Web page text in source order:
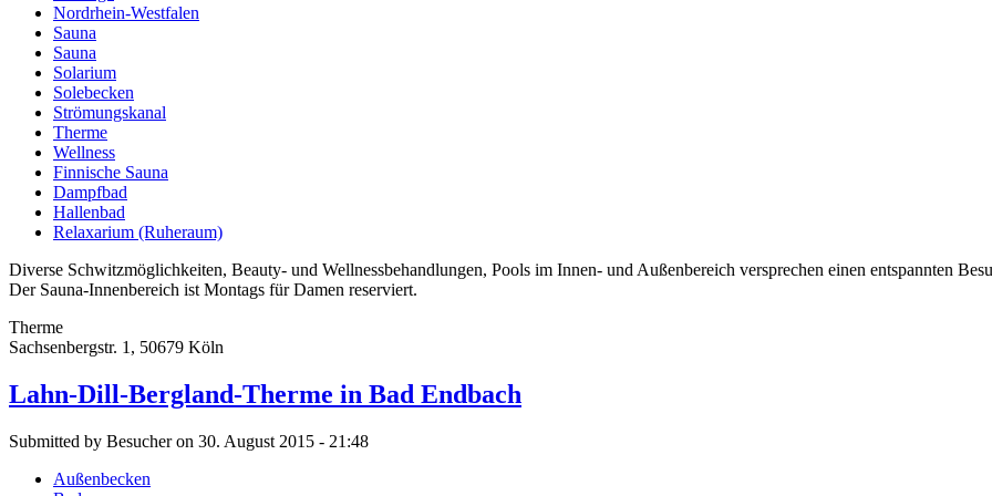
Nordrhein-Westfalen
Sauna
Sauna
Solarium
Solebecken
Strömungskanal
Therme
Wellness
Finnische Sauna
Dampfbad
Hallenbad
Relaxarium (Ruheraum)
Diverse Schwitzmöglichkeiten, Beauty- und Wellnessbehandlungen, Pools im Innen- und Außenbereich versprechen einen entspannten
Der Sauna-Innenbereich ist Montags für Damen reserviert.
Therme
Sachsenbergstr. 1, 50679 Köln
Lahn-Dill-Bergland-Therme in Bad Endbach
Submitted by Besucher on 30. August 2015 - 21:48
Außenbecken